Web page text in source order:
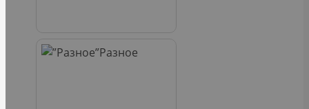
Разное